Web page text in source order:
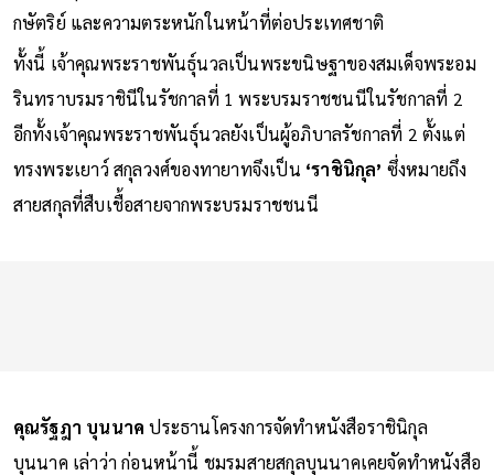
กษัตริย์ และความตระหนักในหน้าที่ต่อประเทศชาติ
ทั้งนี้ เจ้าคุณพระราชพันธุ์นวลเป็นพระขนิษฐาของสมเด็จพระอม
รินทราบรมราชินีในรัชกาลที่ 1 พระบรมราชชนนีในรัชกาลที่ 2
อีกทั้งเจ้าคุณพระราชพันธุ์นวลยังเป็นผู้อภิบาลรัชกาลที่ 2 ตั้งแต่
ทรงพระเยาว์ สกุลวงศ์ของทายาทจึงเป็น ‘ราชินิกุล’ ซึ่งหมายถึง
สายสกุลที่สืบเชื้อสายจากพระบรมราชชนนี
คุณรัฐฎา บุนนาค ประธานโครงการจัดทำหนังสือราชินิกุล
บุนนาค เล่าว่า ก่อนหน้านี้ ชมรมสายสกุลบุนนาคเคยจัดทำหนังสือ